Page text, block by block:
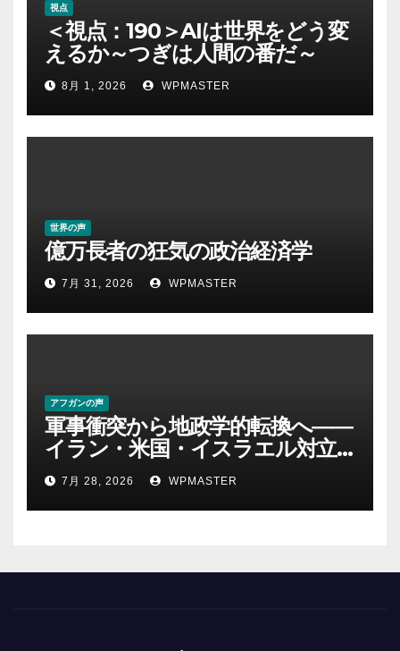
視点
＜視点：190＞AIは世界をどう変
えるか～つぎは人間の番だ～
8月 1, 2026 WPMASTER
世界の声
億万長者の狂気の政治経済学
7月 31, 2026 WPMASTER
アフガンの声
軍事衝突から地政学的転換へ――
イラン・米国・イスラエル対立
後の中東 権力、抵抗、世界秩序
を問い直す-第２部
7月 28, 2026 WPMASTER